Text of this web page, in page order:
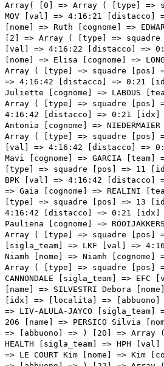
Array( [0] => Array ( [type] => squadre [pos] => 1 [id] => 143 [name] => LIPPERT Liane [nome] => Liane [cognome] => LIPPERT [team] => MOVISTAR TEAM [sigla_team] => MOV [val] => 4:16:21 [distacco] => 0:00 [idx] => [localita] => [abbuono] => 0:10 ) [1] => Array ( [type] => squadre [pos] => 2 [id] => 91 [name] => EDWARDS Ruth [nome] => Ruth [cognome] => EDWARDS [team] => HUMAN POWERED HEALTH [sigla_team] => HPH [val] => 4:16:21 [distacco] => 0:00 [idx] => [localita] => [abbuono] => 0:06 ) [2] => Array ( [type] => squadre [pos] => 3 [id] => 205 [name] => MAGNALDI Erica [nome] => Erica [cognome] => MAGNALDI [team] => UAE TEAM ADQ [sigla_team] => UAD [val] => 4:16:22 [distacco] => 0:01 [idx] => [localita] => [abbuono] => 0:04 ) [3] => Array ( [type] => squadre [pos] => 4 [id] => 121 [name] => LONGO BORGHINI Elisa [nome] => Elisa [cognome] => LONGO BORGHINI [team] => LIDL - TREK [sigla_team] => LTK [val] => 4:16:42 [distacco] => 0:21 [idx] => [localita] => [abbuono] => ) [4] => Array ( [type] => squadre [pos] => 5 [id] => 32 [name] => BRADBURY Neve [nome] => Neve [cognome] => BRADBURY [team] => CANYON//SRAM RACING [sigla_team] => CSR [val] => 4:16:42